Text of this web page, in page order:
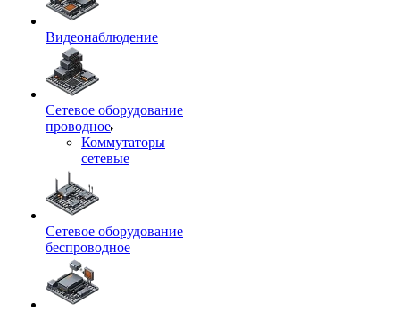
Видеонаблюдение
Сетевое оборудование
проводное
Коммутаторы
сетевые
Сетевое оборудование
беспроводное